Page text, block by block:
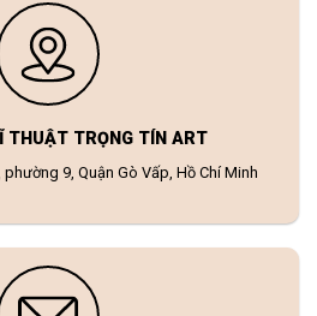
THUẬT TRỌNG TÍN ART
9, Quận Gò Vấp, Hồ Chí Minh